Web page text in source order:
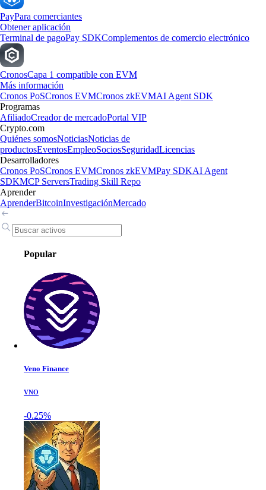
PayPara comerciantes
Obtener aplicación
Terminal de pagoPay SDKComplementos de comercio electrónico
CronosCapa 1 compatible con EVM
Más información
Cronos PoSCronos EVMCronos zkEVMAI Agent SDK
Programas
AfiliadoCreador de mercadoPortal VIP
Crypto.com
Quiénes somosNoticiasNoticias de
productosEventosEmpleoSociosSeguridadLicencias
Desarrolladores
Cronos PoSCronos EVMCronos zkEVMPay SDKAI Agent
SDKMCP ServersTrading Skill Repo
Aprender
AprenderBitcoinInvestigaciónMercado
Popular
Veno Finance
VNO
-0.25%